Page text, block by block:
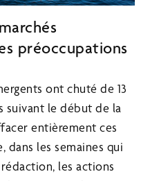
préoccupations
ont chuté de 13
suivant le début de la
entièrement ces
dans les semaines qui
les actions